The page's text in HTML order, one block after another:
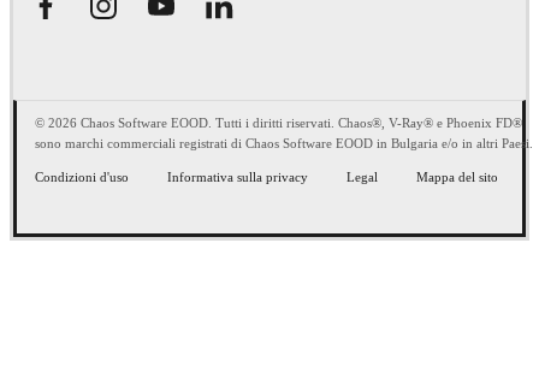
© 2026 Chaos Software EOOD. Tutti i diritti riservati. Chaos®, V-Ray® e Phoenix FD®
sono marchi commerciali registrati di Chaos Software EOOD in Bulgaria e/o in altri Paesi.
Condizioni d'uso Informativa sulla privacy Legal Mappa del sito